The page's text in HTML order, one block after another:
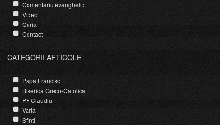
Comentariu evanghelic
Video
Curia
Contact
CATEGORII ARTICOLE
Papa Francisc
Biserica Greco-Catolica
PF Claudiu
Varia
Sfinti